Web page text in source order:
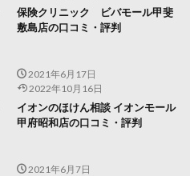
保険クリニック ビバモール甲斐
敷島店の口コミ・評判
2021年6月17日
2022年10月16日
イオンのほけん相談 イオンモール
甲府昭和店の口コミ・評判
2021年6月7日